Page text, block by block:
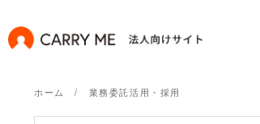
ホーム 業務委託活用・採用